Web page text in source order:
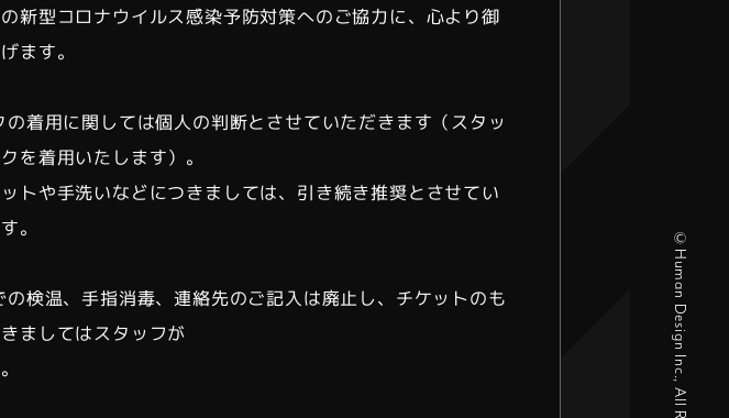
新型コロナウイルス感染予防対策へのご協力に、心より御
ます。
の着用に関しては個人の判断とさせていただきます（スタッ
を着用いたします）。
トや手洗いなどにつきましては、引き続き推奨とさせてい
。
の検温、手指消毒、連絡先のご記入は廃止し、チケットのも
ましてはスタッフが